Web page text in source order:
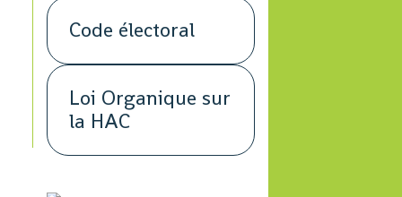
Code électoral
Loi Organique sur
la HAC